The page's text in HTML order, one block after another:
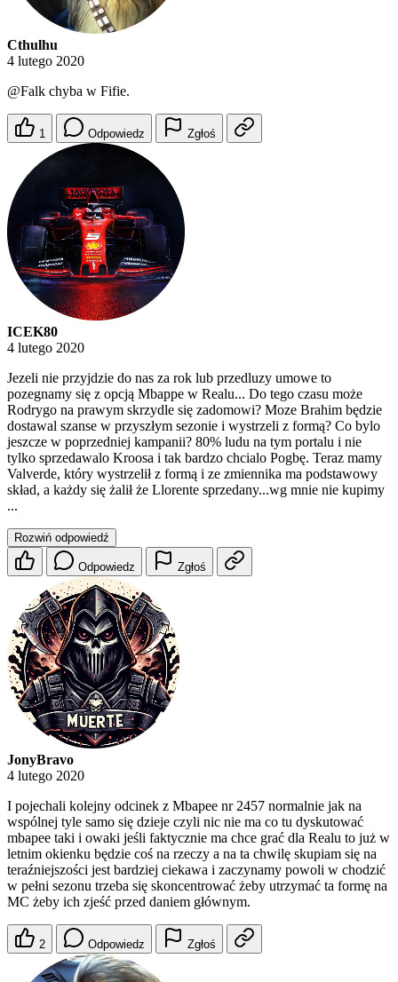
Cthulhu
4 lutego 2020
@Falk chyba w Fifie.
1 Odpowiedz Zgłoś
ICEK80
4 lutego 2020
Jezeli nie przyjdzie do nas za rok lub przedluzy umowe to
pozegnamy się z opcją Mbappe w Realu... Do tego czasu może
Rodrygo na prawym skrzydle się zadomowi? Moze Brahim będzie
dostawal szanse w przyszłym sezonie i wystrzeli z formą? Co bylo
jeszcze w poprzedniej kampanii? 80% ludu na tym portalu i nie
tylko sprzedawalo Kroosa i tak bardzo chcialo Pogbę. Teraz mamy
Valverde, który wystrzelił z formą i ze zmiennika ma podstawowy
skład, a każdy się żalił że Llorente sprzedany...wg mnie nie kupimy
...
Rozwiń odpowiedź
Odpowiedz Zgłoś
JonyBravo
4 lutego 2020
I pojechali kolejny odcinek z Mbapee nr 2457 normalnie jak na
wspólnej tyle samo się dzieje czyli nic nie ma co tu dyskutować
mbapee taki i owaki jeśli faktycznie ma chce grać dla Realu to już w
letnim okienku będzie coś na rzeczy a na ta chwilę skupiam się na
teraźniejszości jest bardziej ciekawa i zaczynamy powoli w chodzić
w pełni sezonu trzeba się skoncentrować żeby utrzymać ta formę na
MC żeby ich zjeść przed daniem głównym.
2 Odpowiedz Zgłoś